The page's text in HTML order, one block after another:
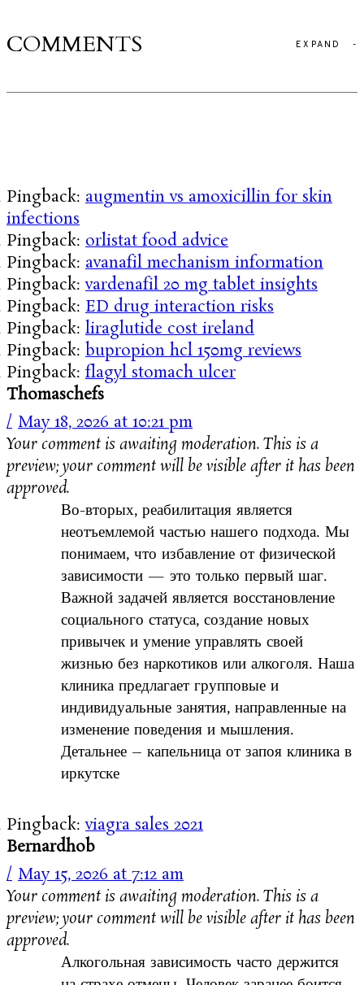
COMMENTS EXPAND -
Pingback: augmentin vs amoxicillin for skin
infections
Pingback: orlistat food advice
Pingback: avanafil mechanism information
Pingback:vardenafil 20 mg tablet insights
Pingback: ED drug interaction risks
Pingback: liraglutide cost ireland
Pingback: bupropion hcl 150mg reviews
Pingback: flagyl stomach ulcer
Thomaschefs
May 18, 2026 at 10:21 pm
Your comment is awaiting moderation. This is a
preview; your comment will be visible after it has been
approved.
Во-вторых, реабилитация является
неотъемлемой частью нашего подхода. Мы
понимаем, что избавление от физической
зависимости — это только первый шаг.
Важной задачей является восстановление
социального статуса, создание новых
привычек и умение управлять своей
жизнью без наркотиков или алкоголя. Наша
клиника предлагает групповые и
индивидуальные занятия, направленные на
изменение поведения и мышления.
Детальнее – капельница от запоя клиника в
иркутске
Pingback:viagra sales 2021
Bernardhob
May 15, 2026 at 7:12 am
Your comment is awaiting moderation. This is a
preview; your comment will be visible after it has been
approved.
Алкогольная зависимость часто держится